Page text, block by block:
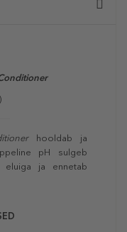
hooldab ja
pH sulgeb
eluiga ja ennetab